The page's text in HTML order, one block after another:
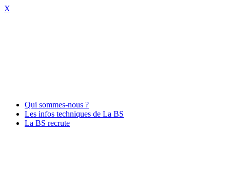
X
Qui sommes-nous ?
Les infos techniques de La BS
La BS recrute